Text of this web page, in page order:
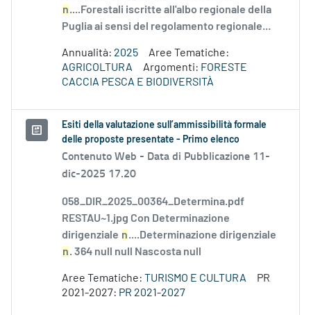
n....Forestali iscritte all'albo regionale della
Puglia ai sensi del regolamento regionale...
Annualità: 2025
Aree Tematiche:
AGRICOLTURA
Argomenti: FORESTE
CACCIA PESCA E BIODIVERSITÀ
Esiti della valutazione sull’ammissibilità formale
delle proposte presentate - Primo elenco
Contenuto Web - Data di Pubblicazione 11-
dic-2025 17.20
058_DIR_2025_00364_Determina.pdf
RESTAU~1.jpg Con Determinazione
dirigenziale n....Determinazione dirigenziale
n. 364 null null Nascosta null
Aree Tematiche: TURISMO E CULTURA
PR
2021-2027: PR 2021-2027